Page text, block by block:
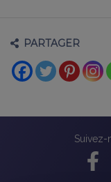
PARTAGER
Suivez-